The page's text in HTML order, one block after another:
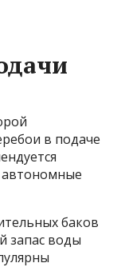
в подаче
автономные
баков
запас воды